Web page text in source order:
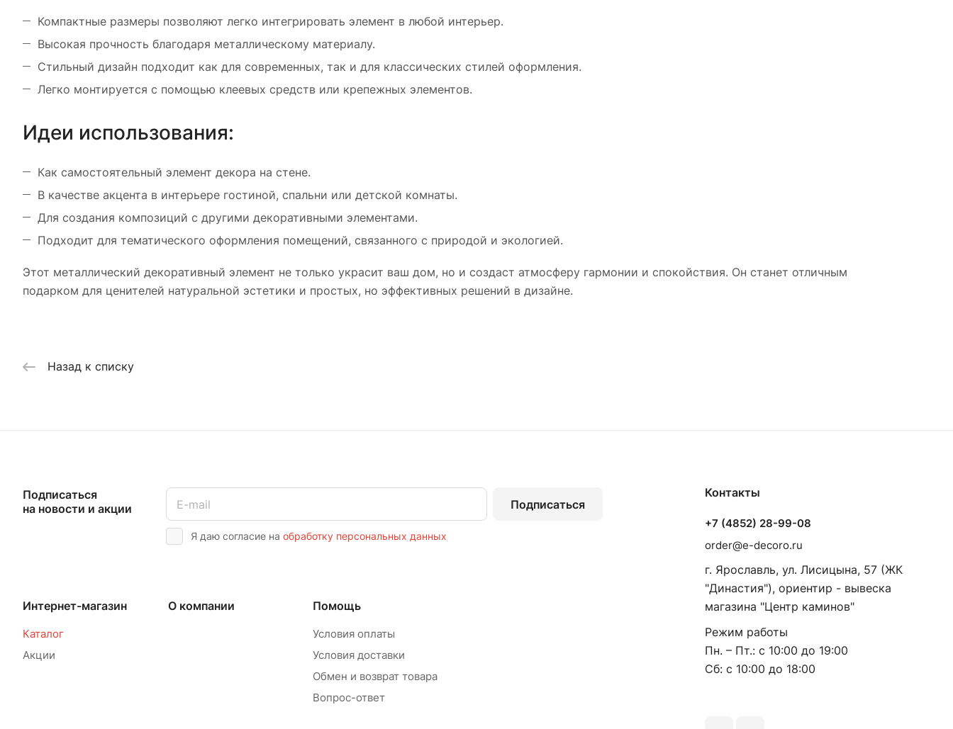
Компактные размеры позволяют легко интегрировать элемент в любой интерьер.
Высокая прочность благодаря металлическому материалу.
Стильный дизайн подходит как для современных, так и для классических стилей оформления.
Легко монтируется с помощью клеевых средств или крепежных элементов.
Идеи использования:
Как самостоятельный элемент декора на стене.
В качестве акцента в интерьере гостиной, спальни или детской комнаты.
Для создания композиций с другими декоративными элементами.
Подходит для тематического оформления помещений, связанного с природой и экологией.
Этот металлический декоративный элемент не только украсит ваш дом, но и создаст атмосферу гармонии и спокойствия. Он станет отличным
подарком для ценителей натуральной эстетики и простых, но эффективных решений в дизайне.
Назад к списку
Подписаться
на новости и акции
Подписаться
Я даю согласие на обработку персональных данных
Интернет-магазин
Каталог
Акции
О компании Помощь
Условия оплаты
Условия доставки
Обмен и возврат товара
Вопрос-ответ
Контакты
+7 (4852) 28-99-08
order@e-decoro.ru
г. Ярославль, ул. Лисицына, 57 (ЖК
"Династия"), ориентир - вывеска
магазина "Центр каминов"
Режим работы
Пн. – Пт.: с 10:00 до 19:00
Сб: с 10:00 до 18:00